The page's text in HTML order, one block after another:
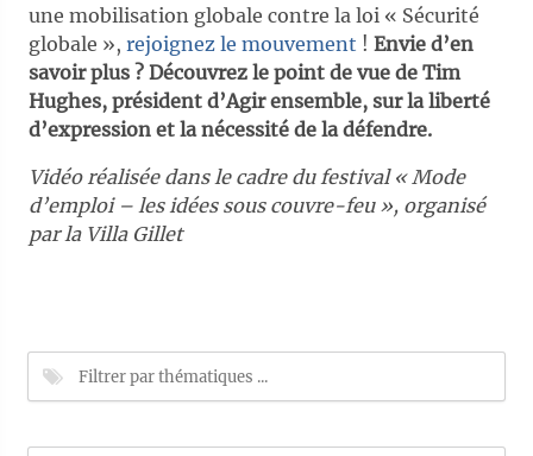
une mobilisation globale contre la loi « Sécurité
globale », rejoignez le mouvement ! Envie d’en
savoir plus ? Découvrez le point de vue de Tim
Hughes, président d’Agir ensemble, sur la liberté
d’expression et la nécessité de la défendre.
Vidéo réalisée dans le cadre du festival « Mode
d’emploi – les idées sous couvre-feu », organisé
par la Villa Gillet